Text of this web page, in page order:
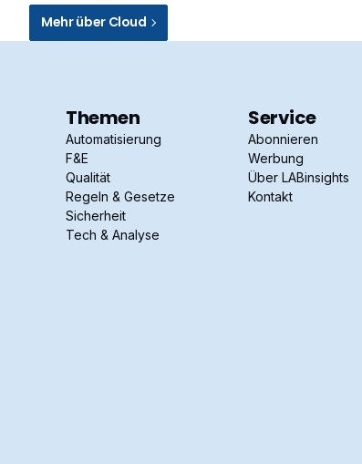
Mehr über Cloud
Themen
Automatisierung
F&E
Qualität
Regeln & Gesetze
Sicherheit
Tech & Analyse
Service
Abonnieren
Werbung
Über LABinsights
Kontakt